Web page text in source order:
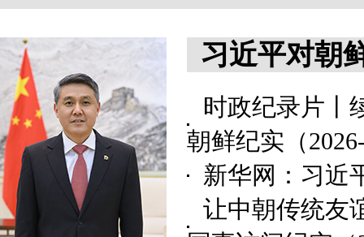
习近平对朝
时政纪录片丨
朝鲜纪实 （
新华网：习近
让中朝传统友